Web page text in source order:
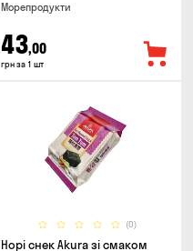
Морепродукти
43,00
грн за 1 шт
(0)
Норі снек Akura зі смаком